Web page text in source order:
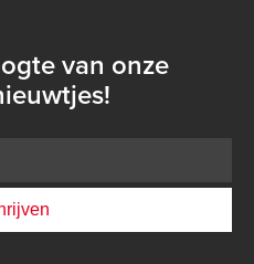
van onze